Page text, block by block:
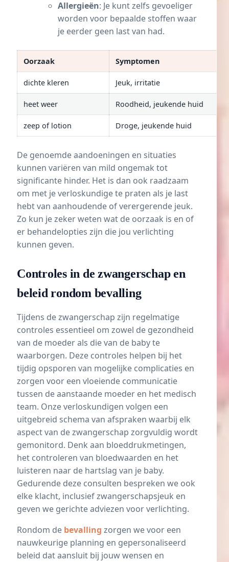
Allergieën: Je kunt zelfs gevoeliger
worden voor bepaalde stoffen waar
je eerder geen last van had.
Oorzaak Symptomen
dichte kleren Jeuk, irritatie
heet weer Roodheid, jeukende huid
zeep of lotion Droge, jeukende huid
De genoemde aandoeningen en situaties
kunnen variëren van mild ongemak tot
significante hinder. Het is dan ook raadzaam
om met je verloskundige te praten als je last
hebt van aanhoudende of verergerende jeuk.
Zo kun je zeker weten wat de oorzaak is en of
er behandelopties zijn die jou verlichting
kunnen geven.
Controles in de zwangerschap en
beleid rondom bevalling
Tijdens de zwangerschap zijn regelmatige
controles essentieel om zowel de gezondheid
van de moeder als die van de baby te
waarborgen. Deze controles helpen bij het
tijdig opsporen van mogelijke complicaties en
zorgen voor een vloeiende communicatie
tussen de aanstaande moeder en het medisch
team. Onze verloskundigen volgen een
uitgebreid schema van afspraken waarbij elk
aspect van de zwangerschap zorgvuldig wordt
gemonitord. Denk aan bloeddrukmetingen,
het controleren van bloedwaarden en het
luisteren naar de hartslag van je baby.
Gedurende deze consulten bespreken we ook
elke klacht, inclusief zwangerschapsjeuk en
geven we gerichte adviezen voor verlichting.
Rondom de bevalling zorgen we voor een
nauwkeurige planning en gepersonaliseerd
beleid dat aansluit bij jouw wensen en